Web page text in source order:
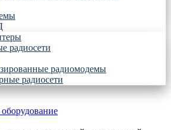
радиосети
радиомодемы
радиосети